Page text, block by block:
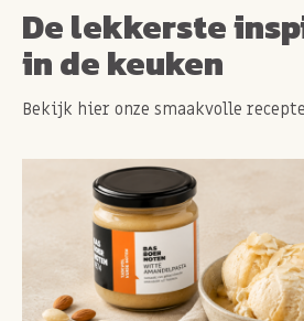
De lekkerste
in de keuken
Bekijk hier onze smaakvolle